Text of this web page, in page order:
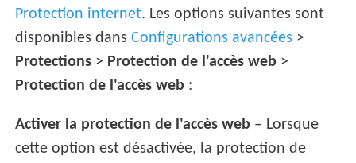
Protection internet. Les options suivantes sont
disponibles dansConfigurations avancées >
Protections > Protection de l'accès web >
Protection de l'accès web :
Activer la protection de l'accès web – Lorsque
cette option est désactivée, la protection de